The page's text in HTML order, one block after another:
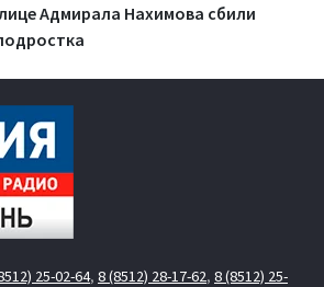
Адмирала Нахимова сбили
25-02-64, 8 (8512) 28-17-62, 8 (8512) 25-